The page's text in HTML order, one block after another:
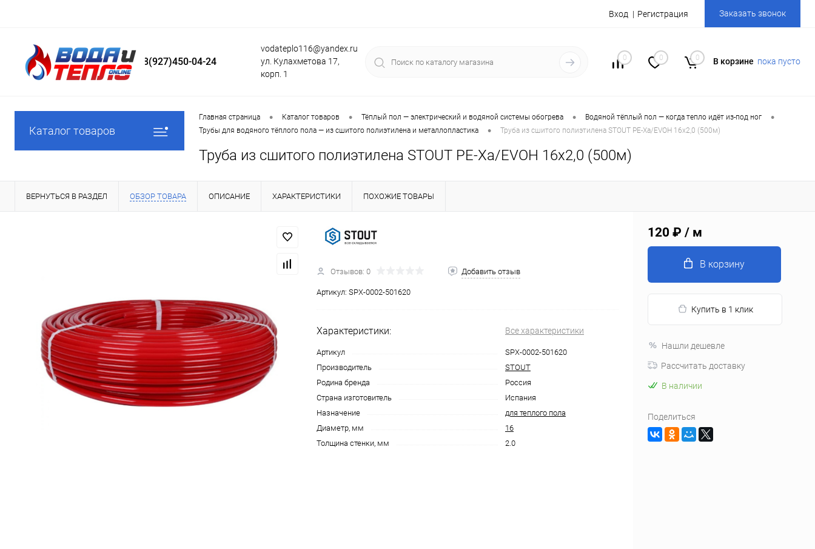
Вход Регистрация Заказать звонок
8(927)450-04-24
vodateplo116@yandex.ru
ул. Кулахметова 17,
корп. 1
0 0 0 В корзине пока пусто
Каталог товаров
Главная страница • Каталог товаров • Тёплый пол — электрический и водяной системы обогрева • Водяной тёплый пол — когда тепло идёт из-под ног •
Трубы для водяного тёплого пола — из сшитого полиэтилена и металлопластика • Труба из сшитого полиэтилена STOUT PE-Xa/EVOH 16х2,0 (500м)
Труба из сшитого полиэтилена STOUT PE-Xa/EVOH 16х2,0 (500м)
ВЕРНУТЬСЯ В РАЗДЕЛ ОБЗОР ТОВАРА ОПИСАНИЕ ХАРАКТЕРИСТИКИ ПОХОЖИЕ ТОВАРЫ
Отзывов: 0 Добавить отзыв
Артикул: SPX-0002-501620
Характеристики: Все характеристики
Артикул
SPX-0002-501620
Производитель
STOUT
Родина бренда
Россия
Страна изготовитель
Испания
Назначение
для теплого пола
Диаметр, мм
16
Толщина стенки, мм
2.0
120 ₽ / м
В корзину
Купить в 1 клик
Нашли дешевле
Рассчитать доставку
В наличии
Поделиться